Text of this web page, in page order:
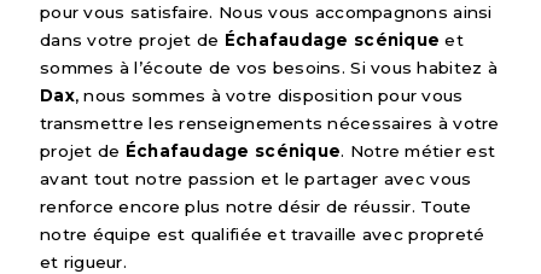
pour vous satisfaire. Nous vous accompagnons ainsi
dans votre projet de Échafaudage scénique et
sommes à l’écoute de vos besoins. Si vous habitez à
Dax, nous sommes à votre disposition pour vous
transmettre les renseignements nécessaires à votre
projet de Échafaudage scénique. Notre métier est
avant tout notre passion et le partager avec vous
renforce encore plus notre désir de réussir. Toute
notre équipe est qualifiée et travaille avec propreté
et rigueur.